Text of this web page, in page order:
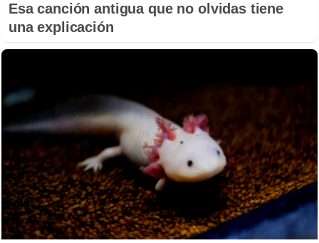
Esa canción antigua que no olvidas tiene
una explicación